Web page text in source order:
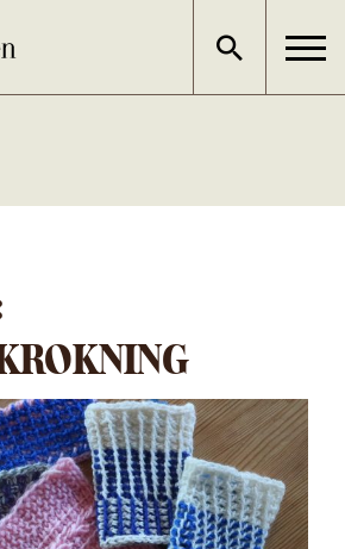
innehållet